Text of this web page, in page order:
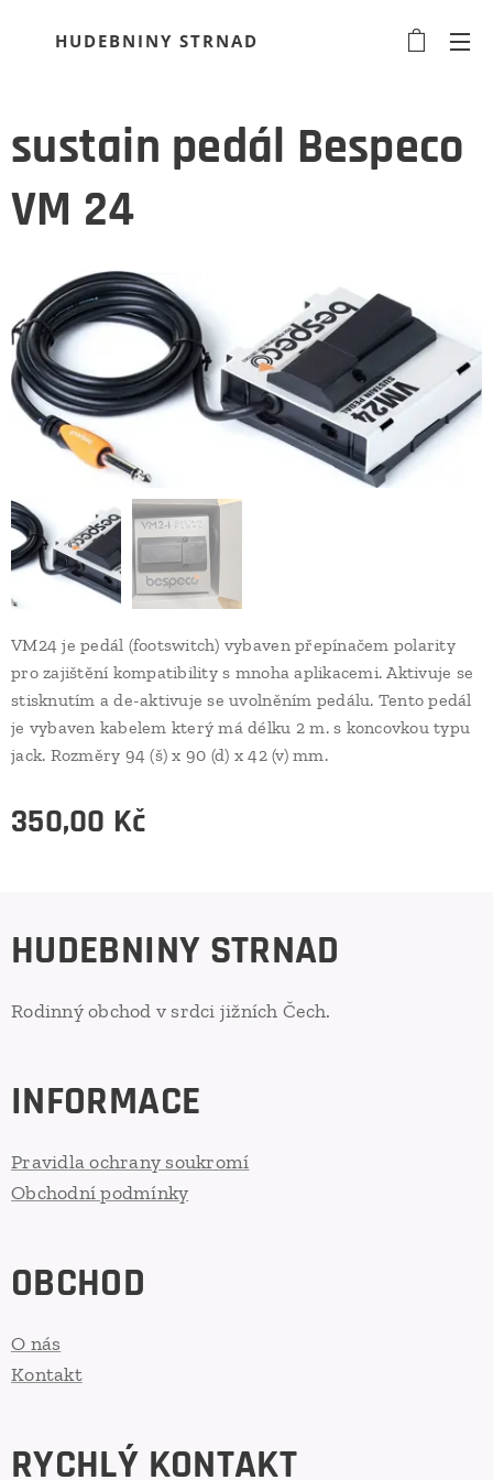
HUDEBNINY STRNAD
sustain pedál Bespeco
VM 24
VM24 je pedál (footswitch) vybaven přepínačem polarity
pro zajištění kompatibility s mnoha aplikacemi. Aktivuje se
stisknutím a de-aktivuje se uvolněním pedálu. Tento pedál
je vybaven kabelem který má délku 2 m. s koncovkou typu
jack. Rozměry 94 (š) x 90 (d) x 42 (v) mm.
350,00 Kč
HUDEBNINY STRNAD
Rodinný obchod v srdci jižních Čech.
INFORMACE
Pravidla ochrany soukromí
Obchodní podmínky
OBCHOD
O nás
Kontakt
RYCHLÝ KONTAKT